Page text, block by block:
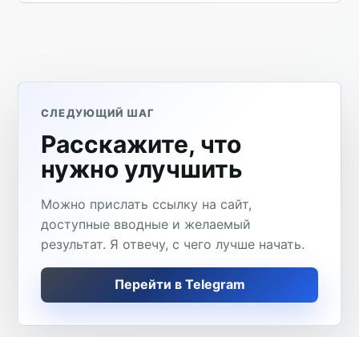
СЛЕДУЮЩИЙ ШАГ
Расскажите, что
нужно улучшить
Можно прислать ссылку на сайт,
доступные вводные и желаемый
результат. Я отвечу, с чего лучше начать.
Перейти в Telegram